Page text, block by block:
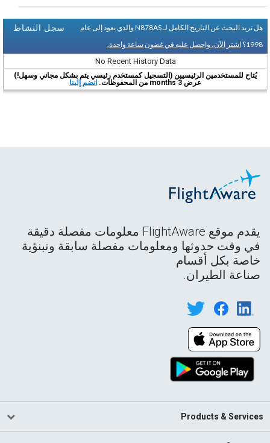
سجل النشاط
هل تريد البحث عن التاريخ الكامل لـ N878AS والذي يعود إلى عام
1998؟ اشتر الآن، واحصل عليه في غضون ساعة واحدة.
No Recent History Data
يُتاح للمستخدمين الرئيسيين (التسجيل كمستخدم رئيسي يتم بشكل مجاني وسهل!)
عرض 3 months من المحفوظات.
انضم إلينا
يقدم موقع FlightAware معلومات مفصلة دقيقة
في وقت حدوثها ومعلومات مفصلة سابقة وتبنؤية
خاصة بكل أقسام
صناعة الطيران.
Products & Services